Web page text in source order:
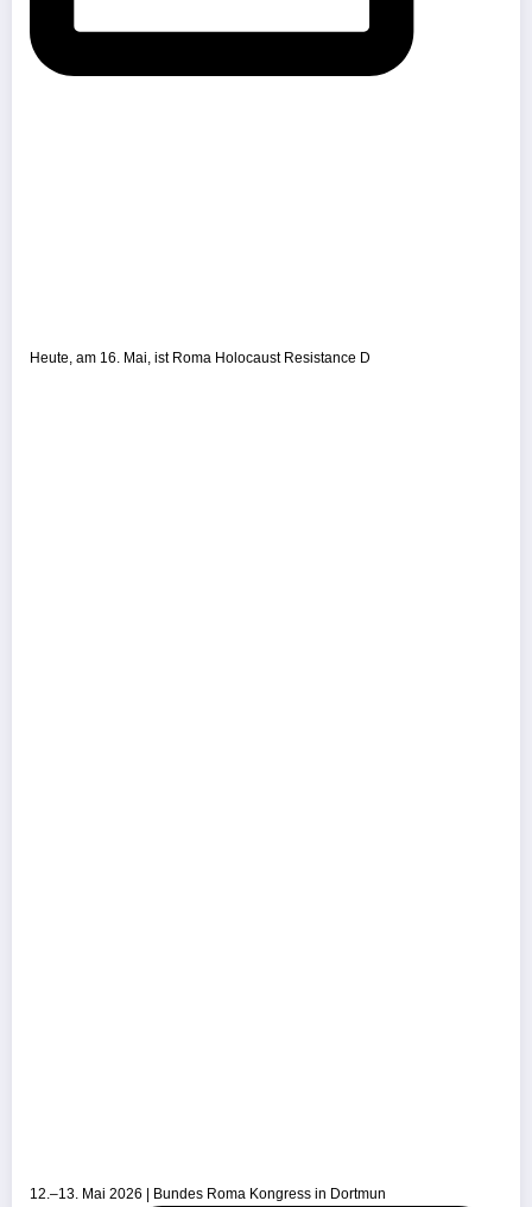
Heute, am 16. Mai, ist Roma Holocaust Resistance D
12.–13. Mai 2026 | Bundes Roma Kongress in Dortmun